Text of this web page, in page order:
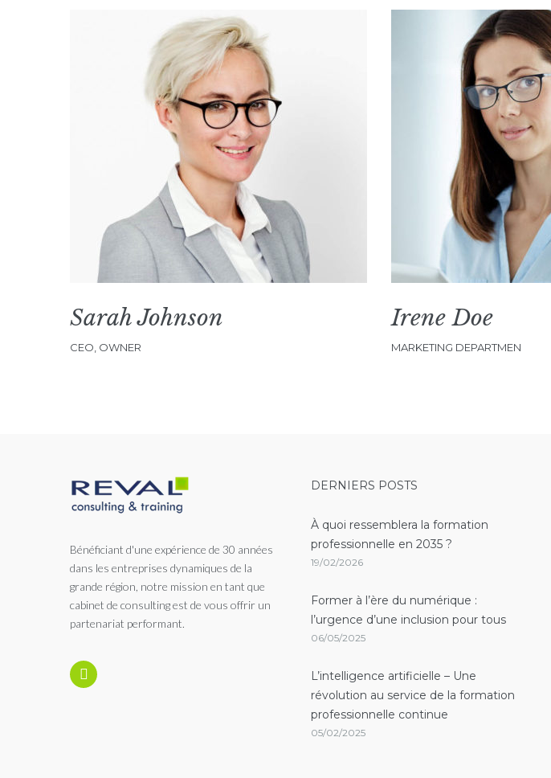
Sarah Johnson
CEO, OWNER
Irene Doe
MARKETING DEPARTMEN
Bénéficiant d'une expérience de 30 années
dans les entreprises dynamiques de la
grande région, notre mission en tant que
cabinet de consulting est de vous offrir un
partenariat performant.
DERNIERS POSTS
À quoi ressemblera la formation
professionnelle en 2035 ?
19/02/2026
Former à l’ère du numérique :
l’urgence d’une inclusion pour tous
06/05/2025
L’intelligence artificielle – Une
révolution au service de la formation
professionnelle continue
05/02/2025